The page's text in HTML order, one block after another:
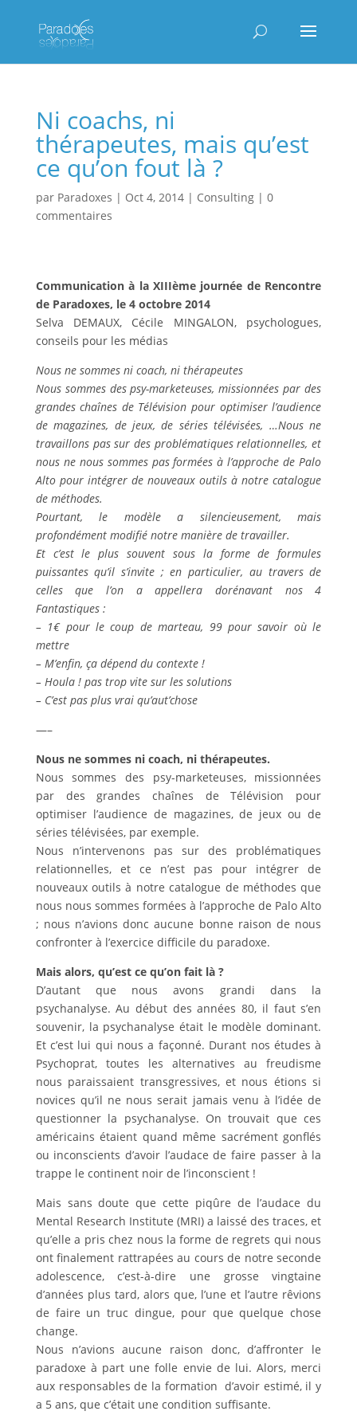
Ni coachs, ni
thérapeutes, mais qu’est
ce qu’on fout là ?
par Paradoxes | Oct 4, 2014| Consulting| 0
commentaires
Communication à la XIIIème journée de Rencontre
de Paradoxes, le 4 octobre 2014
Selva DEMAUX, Cécile MINGALON, psychologues,
conseils pour les médias
Nous ne sommes ni coach, ni thérapeutes
Nous sommes des psy-marketeuses, missionnées par des
grandes chaînes de Télévision pour optimiser l’audience
de magazines, de jeux, de séries télévisées, …Nous ne
travaillons pas sur des problématiques relationnelles, et
nous ne nous sommes pas formées à l’approche de Palo
Alto pour intégrer de nouveaux outils à notre catalogue
de méthodes.
Pourtant, le modèle a silencieusement, mais
profondément modifié notre manière de travailler.
Et c’est le plus souvent sous la forme de formules
puissantes qu’il s’invite ; en particulier, au travers de
celles que l’on a appellera dorénavant nos 4
Fantastiques :
– 1€ pour le coup de marteau, 99 pour savoir où le
mettre
– M’enfin, ça dépend du contexte !
– Houla ! pas trop vite sur les solutions
– C’est pas plus vrai qu’aut’chose
—–
Nous ne sommes ni coach, ni thérapeutes.
Nous sommes des psy-marketeuses, missionnées
par des grandes chaînes de Télévision pour
optimiser l’audience de magazines, de jeux ou de
séries télévisées, par exemple.
Nous n’intervenons pas sur des problématiques
relationnelles, et ce n’est pas pour intégrer de
nouveaux outils à notre catalogue de méthodes que
nous nous sommes formées à l’approche de Palo Alto
; nous n’avions donc aucune bonne raison de nous
confronter à l’exercice difficile du paradoxe.
Mais alors, qu’est ce qu’on fait là ?
D’autant que nous avons grandi dans la
psychanalyse. Au début des années 80, il faut s’en
souvenir, la psychanalyse était le modèle dominant.
Et c’est lui qui nous a façonné. Durant nos études à
Psychoprat, toutes les alternatives au freudisme
nous paraissaient transgressives, et nous étions si
novices qu’il ne nous serait jamais venu à l’idée de
questionner la psychanalyse. On trouvait que ces
américains étaient quand même sacrément gonflés
ou inconscients d’avoir l’audace de faire passer à la
trappe le continent noir de l’inconscient !
Mais sans doute que cette piqûre de l’audace du
Mental Research Institute (MRI) a laissé des traces, et
qu’elle a pris chez nous la forme de regrets qui nous
ont finalement rattrapées au cours de notre seconde
adolescence, c’est-à-dire une grosse vingtaine
d’années plus tard, alors que, l’une et l’autre rêvions
de faire un truc dingue, pour que quelque chose
change.
Nous n’avions aucune raison donc, d’affronter le
paradoxe à part une folle envie de lui. Alors, merci
aux responsables de la formation d’avoir estimé, il y
a 5 ans, que c’était une condition suffisante.